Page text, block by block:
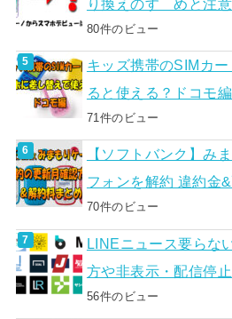
り換えのすゝめと注
80件のビュー
キッズ携帯のSIMカ
ると使える？ドコモ編
71件のビュー
【ソフトバンク】み
フォンを解約 違約金
70件のビュー
LINEニュース要らな
方や非表示・配信停
56件のビュー